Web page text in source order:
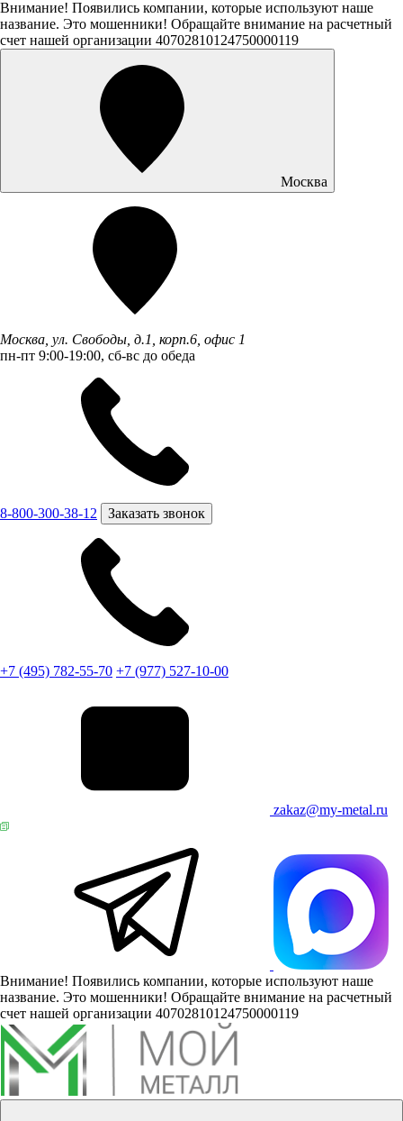
Внимание! Появились компании, которые используют наше
название. Это мошенники! Обращайте внимание на расчетный
счет нашей организации 40702810124750000119
Москва
Москва, ул. Свободы, д.1, корп.6, офис 1
пн-пт 9:00-19:00, сб-вс до обеда
8-800-300-38-12 Заказать звонок
+7 (495) 782-55-70 +7 (977) 527-10-00
zakaz@my-metal.ru
Внимание! Появились компании, которые используют наше
название. Это мошенники! Обращайте внимание на расчетный
счет нашей организации 40702810124750000119